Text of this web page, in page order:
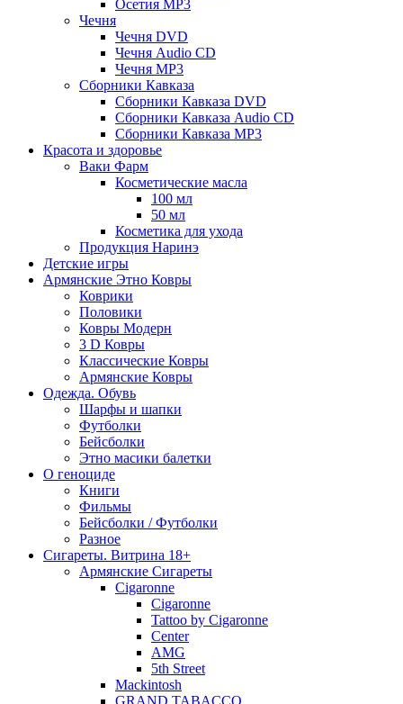
Осетия MP3
Чечня
Чечня DVD
Чечня Audio CD
Чечня MP3
Сборники Кавказа
Сборники Кавказа DVD
Сборники Кавказа Audio CD
Сборники Кавказа MP3
Красота и здоровье
Ваки Фарм
Косметические масла
100 мл
50 мл
Косметика для ухода
Продукция Наринэ
Детские игры
Армянские Этно Ковры
Коврики
Половики
Ковры Модерн
3 D Ковры
Классические Ковры
Армянские Ковры
Одежда. Обувь
Шарфы и шапки
Футболки
Бейсболки
Этно масики балетки
О геноциде
Книги
Фильмы
Бейсболки / Футболки
Разное
Сигареты. Витрина 18+
Армянские Сигареты
Cigaronne
Cigaronne
Tattoo by Cigaronne
Center
AMG
5th Street
Mackintosh
GRAND TABACCO